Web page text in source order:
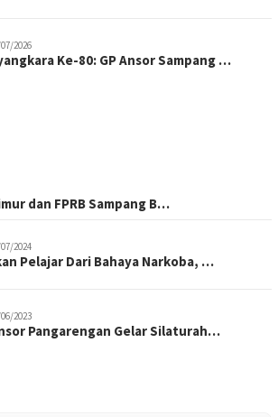
2026
Ke-80: GP Ansor Sampang …
dan FPRB Sampang B…
2024
Pelajar Dari Bahaya Narkoba, …
2023
Pangarengan Gelar Silaturah…